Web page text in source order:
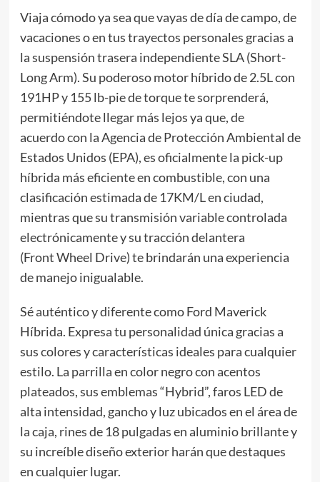
Viaja cómodo ya sea que vayas de día de campo, de
vacaciones o en tus trayectos personales gracias a
la suspensión trasera independiente SLA (Short-
Long Arm). Su poderoso motor híbrido de 2.5L con
191HP y 155 lb-pie de torque te sorprenderá,
permitiéndote llegar más lejos ya que, de
acuerdo con la Agencia de Protección Ambiental de
Estados Unidos (EPA), es oficialmente la pick-up
híbrida más eficiente en combustible, con una
clasificación estimada de 17KM/L en ciudad,
mientras que su transmisión variable controlada
electrónicamente y su tracción delantera
(Front Wheel Drive) te brindarán una experiencia
de manejo inigualable.
Sé auténtico y diferente como Ford Maverick
Híbrida. Expresa tu personalidad única gracias a
sus colores y características ideales para cualquier
estilo. La parrilla en color negro con acentos
plateados, sus emblemas “Hybrid”, faros LED de
alta intensidad, gancho y luz ubicados en el área de
la caja, rines de 18 pulgadas en aluminio brillante y
su increíble diseño exterior harán que destaques
en cualquier lugar.